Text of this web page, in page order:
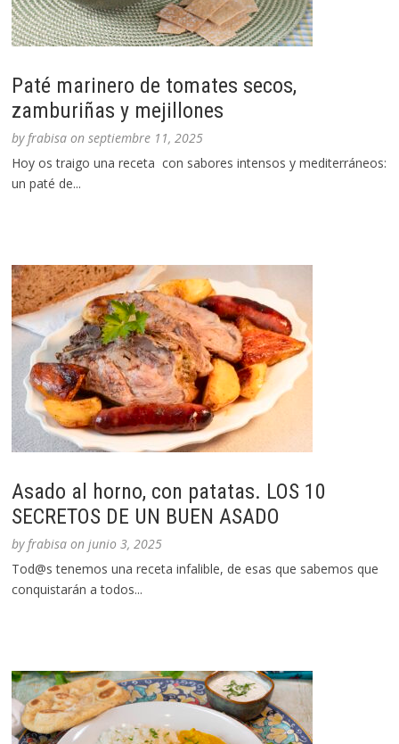
Paté marinero de tomates secos,
zamburiñas y mejillones
byfrabisa onseptiembre 11, 2025
Hoy os traigo una receta con sabores intensos y mediterráneos:
un paté de...
Asado al horno, con patatas. LOS 10
SECRETOS DE UN BUEN ASADO
byfrabisa onjunio 3, 2025
Tod@s tenemos una receta infalible, de esas que sabemos que
conquistarán a todos...